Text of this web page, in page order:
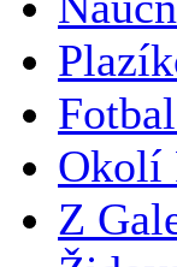
Okolí
Z